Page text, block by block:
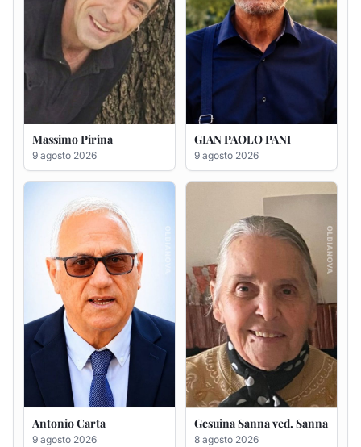
Antonio Carta
9 agosto 2026
Gesuina Sanna ved. Sanna